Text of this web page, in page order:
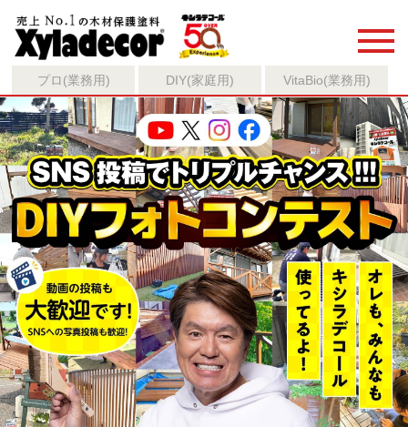
プロ(業務用) DIY(家庭用) VitaBio(業務用)